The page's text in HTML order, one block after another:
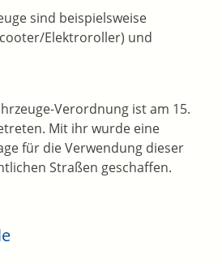
sind beispielsweise
Elektroroller) und
Verordnung ist am 15.
Mit ihr wurde eine
für die Verwendung dieser
Straßen geschaffen.